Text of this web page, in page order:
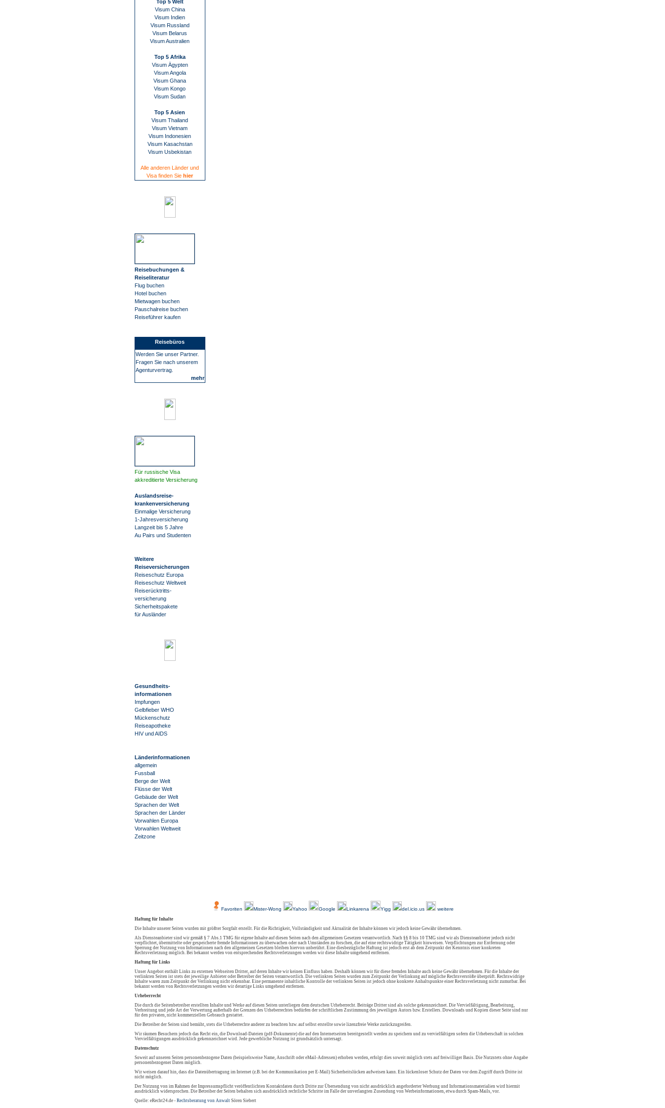
Top 5 Welt
Visum China
Visum Indien
Visum Russland
Visum Belarus
Visum Australien
Top 5 Afrika
Visum Ägypten
Visum Angola
Visum Ghana
Visum Kongo
Visum Sudan
Top 5 Asien
Visum Thailand
Visum Vietnam
Visum Indonesien
Visum Kasachstan
Visum Usbekistan
Alle anderen Länder und
Visa finden Sie hier
Reisebuchungen &
Reiseliteratur
Flug buchen
Hotel buchen
Mietwagen buchen
Pauschalreise buchen
Reiseführer kaufen
Reisebüros
Werden Sie unser Partner.
Fragen Sie nach unserem
Agenturvertrag.
mehr
Für russische Visa
akkreditierte Versicherung
Auslandsreise-
krankenversicherung
Einmalige Versicherung
1-Jahresversicherung
Langzeit bis 5 Jahre
Au Pairs und Studenten
Weitere
Reiseversicherungen
Reiseschutz Europa
Reiseschutz Weltweit
Reiserücktritts-
versicherung
Sicherheitspakete
für Ausländer
Gesundheits-
informationen
Impfungen
Gelbfieber WHO
Mückenschutz
Reiseapotheke
HIV und AIDS
Länderinformationen
allgemein
Fussball
Berge der Welt
Flüsse der Welt
Gebäude der Welt
Sprachen der Welt
Sprachen der Länder
Vorwahlen Europa
Vorwahlen Weltweit
Zeitzone
Favoriten Mister-Wong Yahoo Google Linkarena Yigg del.icio.us weitere
Haftung für Inhalte
Die Inhalte unserer Seiten wurden mit größter Sorgfalt erstellt. Für die Richtigkeit, Vollständigkeit und Aktualität der Inhalte können wir jedoch keine Gewähr übernehmen.
Als Diensteanbieter sind wir gemäß § 7 Abs.1 TMG für eigene Inhalte auf diesen Seiten nach den allgemeinen Gesetzen verantwortlich. Nach §§ 8 bis 10 TMG sind wir als Diensteanbieter jedoch nicht
verpflichtet, übermittelte oder gespeicherte fremde Informationen zu überwachen oder nach Umständen zu forschen, die auf eine rechtswidrige Tätigkeit hinweisen. Verpflichtungen zur Entfernung oder
Sperrung der Nutzung von Informationen nach den allgemeinen Gesetzen bleiben hiervon unberührt. Eine diesbezügliche Haftung ist jedoch erst ab dem Zeitpunkt der Kenntnis einer konkreten
Rechtsverletzung möglich. Bei bekannt werden von entsprechenden Rechtsverletzungen werden wir diese Inhalte umgehend entfernen.
Haftung für Links
Unser Angebot enthält Links zu externen Webseiten Dritter, auf deren Inhalte wir keinen Einfluss haben. Deshalb können wir für diese fremden Inhalte auch keine Gewähr übernehmen. Für die Inhalte der
verlinkten Seiten ist stets der jeweilige Anbieter oder Betreiber der Seiten verantwortlich. Die verlinkten Seiten wurden zum Zeitpunkt der Verlinkung auf mögliche Rechtsverstöße überprüft. Rechtswidrige
Inhalte waren zum Zeitpunkt der Verlinkung nicht erkennbar. Eine permanente inhaltliche Kontrolle der verlinkten Seiten ist jedoch ohne konkrete Anhaltspunkte einer Rechtsverletzung nicht zumutbar. Bei
bekannt werden von Rechtsverletzungen werden wir derartige Links umgehend entfernen.
Urheberrecht
Die durch die Seitenbetreiber erstellten Inhalte und Werke auf diesen Seiten unterliegen dem deutschen Urheberrecht. Beiträge Dritter sind als solche gekennzeichnet. Die Vervielfältigung, Bearbeitung,
Verbreitung und jede Art der Verwertung außerhalb der Grenzen des Urheberrechtes bedürfen der schriftlichen Zustimmung des jeweiligen Autors bzw. Erstellers. Downloads und Kopien dieser Seite sind nur
für den privaten, nicht kommerziellen Gebrauch gestattet.
Die Betreiber der Seiten sind bemüht, stets die Urheberrechte anderer zu beachten bzw. auf selbst erstellte sowie lizenzfreie Werke zurückzugreifen.
Wir räumen Besuchern jedoch das Recht ein, die Download-Dateien (pdf-Dokumente) die auf den Internetseiten bereitgestellt werden zu speichern und zu vervielfältigen sofern die Urheberschaft in solchen
Vervielfältigungen ausdrücklich gekennzeichnet wird. Jede gewerbliche Nutzung ist grundsätzlich untersagt.
Datenschutz
Soweit auf unseren Seiten personenbezogene Daten (beispielsweise Name, Anschrift oder eMail-Adressen) erhoben werden, erfolgt dies soweit möglich stets auf freiwilliger Basis. Die Nutzstets ohne Angabe
personenbezogener Daten möglich.
Wir weisen darauf hin, dass die Datenübertragung im Internet (z.B. bei der Kommunikation per E-Mail) Sicherheitslücken aufweisen kann. Ein lückenloser Schutz der Daten vor dem Zugriff durch Dritte ist
nicht möglich.
Der Nutzung von im Rahmen der Impressumspflicht veröffentlichten Kontaktdaten durch Dritte zur Übersendung von nicht ausdrücklich angeforderter Werbung und Informationsmaterialien wird hiermit
ausdrücklich widersprochen. Die Betreiber der Seiten behalten sich ausdrücklich rechtliche Schritte im Falle der unverlangten Zusendung von Werbeinformationen, etwa durch Spam-Mails, vor.
Quelle: eRecht24.de - Rechtsberatung von AnwaltSören Siebert